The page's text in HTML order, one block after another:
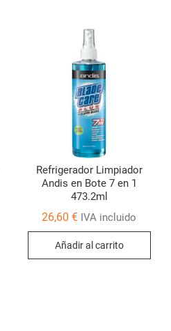
Refrigerador Limpiador
Andis en Bote 7 en 1
473.2ml
26,60€ IVA incluido
Añadir al carrito